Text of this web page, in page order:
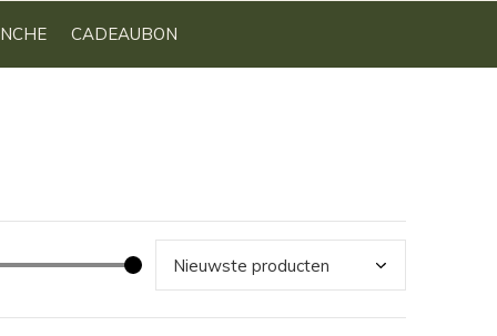
CADEAUBON